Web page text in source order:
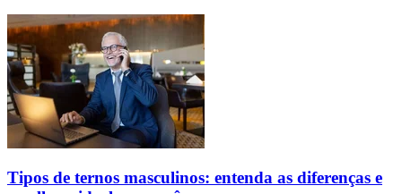
Tipos de ternos masculinos: entenda as diferenças e